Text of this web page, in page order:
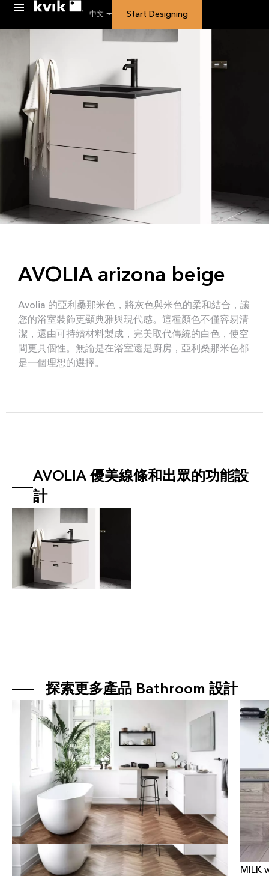
中文 Start Designing
AVOLIA arizona beige
Avolia 的亞利桑那米色，將灰色與米色的柔和結合，讓
您的浴室裝飾更顯典雅與現代感。這種顏色不僅容易清
潔，還由可持續材料製成，完美取代傳統的白色，使空
間更具個性。無論是在浴室還是廚房，亞利桑那米色都
是一個理想的選擇。
AVOLIA 優美線條和出眾的功能設
計
探索更多產品 Bathroom 設計
MILK